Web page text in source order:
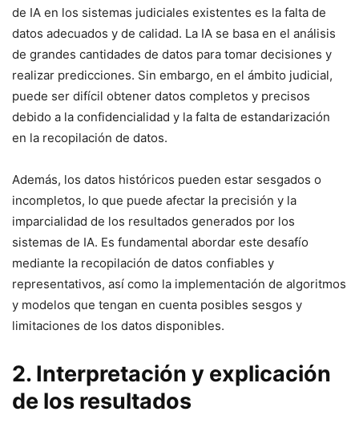
de IA en los sistemas judiciales existentes es la falta de
datos adecuados y de calidad. La IA se basa en el análisis
de grandes cantidades de datos para tomar decisiones y
realizar predicciones. Sin embargo, en el ámbito judicial,
puede ser difícil obtener datos completos y precisos
debido a la confidencialidad y la falta de estandarización
en la recopilación de datos.
Además, los datos históricos pueden estar sesgados o
incompletos, lo que puede afectar la precisión y la
imparcialidad de los resultados generados por los
sistemas de IA. Es fundamental abordar este desafío
mediante la recopilación de datos confiables y
representativos, así como la implementación de algoritmos
y modelos que tengan en cuenta posibles sesgos y
limitaciones de los datos disponibles.
2. Interpretación y explicación
de los resultados